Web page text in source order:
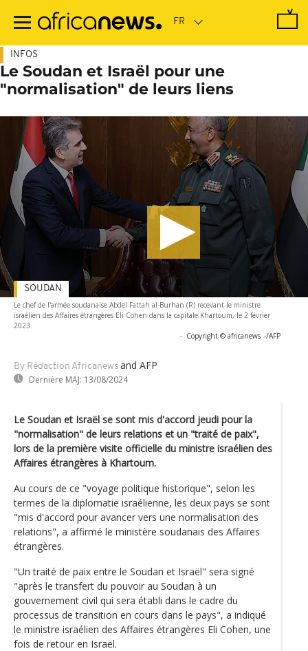
contenu
INFOS
Le Soudan et Israël pour une
"normalisation" de leurs liens
Le chef de l'armée soudanaise Abdel Fattah al-Burhan (R) recevant le ministre
israélien des Affaires étrangères Eli Cohen dans la capitale Khartoum, le 2 février
2023.
- Copyright © africanews -/AFP
By Rédaction Africanews and AFP
Dernière MAJ: 13/08/2024
SOUDAN
Le Soudan et Israël se sont mis d'accord jeudi pour la
"normalisation" de leurs relations et un "traité de paix",
lors de la première visite officielle du ministre israélien des
Affaires étrangères à Khartoum.
Au cours de ce "voyage politique historique", selon les
termes de la diplomatie israélienne, les deux pays se sont
"mis d'accord pour avancer vers une normalisation des
relations", a affirmé le ministère soudanais des Affaires
étrangères.
"Un traité de paix entre le Soudan et Israël" sera signé
"après le transfert du pouvoir au Soudan à un
gouvernement civil qui sera établi dans le cadre du
processus de transition en cours dans le pays", a indiqué
le ministre israélien des Affaires étrangères Eli Cohen, une
fois de retour en Israël.